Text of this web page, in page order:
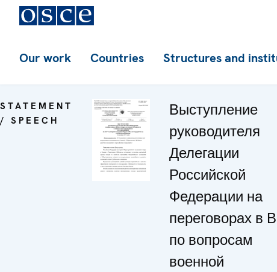
Our work Countries Structures and
STATEMENT
/ SPEECH
Выступление
руководителя
Делегации
Российской
Федерации на
переговорах в
по вопросам
военной